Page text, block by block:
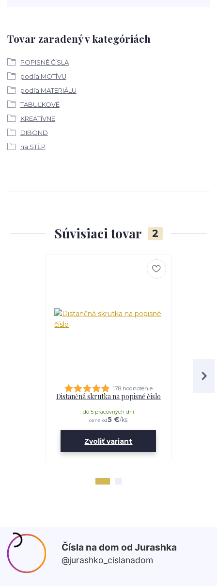
Tovar zaradený v kategóriách
POPISNÉ ČÍSLA
podľa MOTÍVU
podľa MATERIÁLU
TABUĽKOVÉ
KREATÍVNE
DIBOND
na STĹP
Súvisiaci tovar 2
178 hodnotenie
Distančná skrutka na popisné číslo
cena od5 €/ks
do 5 pracovných dní
Zvoliť variant